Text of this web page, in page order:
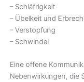
– Schläfrigkeit
– Übelkeit und
– Verstopfung
– Schwindel
Eine offene
Nebenwirkungen, die